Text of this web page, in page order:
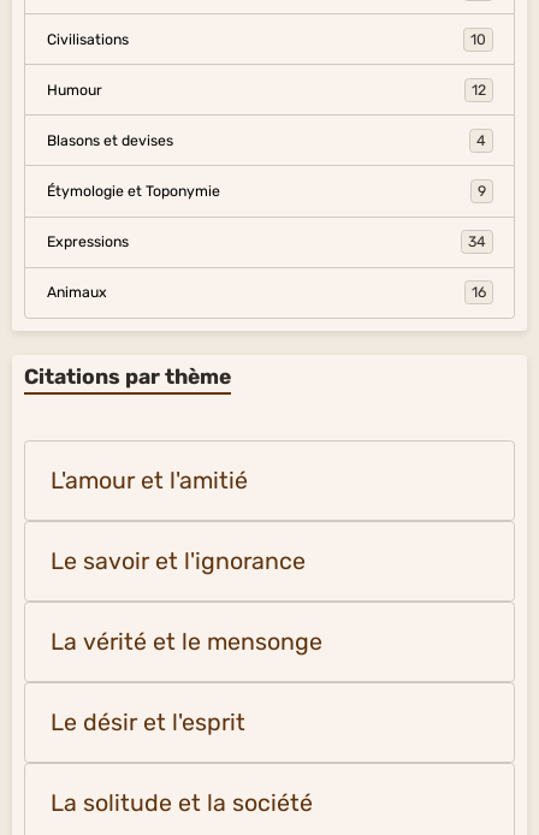
Civilisations 10
Humour 12
Blasons et devises 4
Étymologie et Toponymie 9
Expressions 34
Animaux 16
Citations par thème
L'amour et l'amitié
Le savoir et l'ignorance
La vérité et le mensonge
Le désir et l'esprit
La solitude et la société